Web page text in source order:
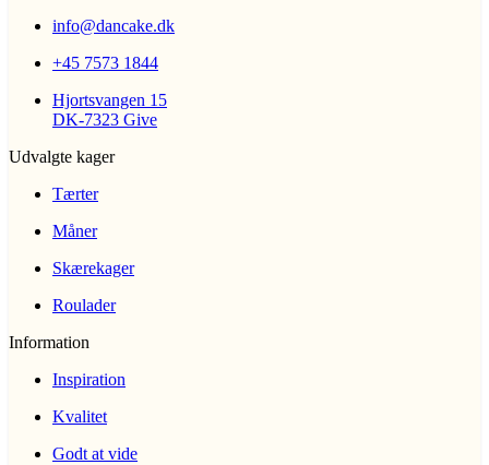
info@dancake.dk
+45 7573 1844
Hjortsvangen 15
DK-7323 Give
Udvalgte kager
Tærter
Måner
Skærekager
Roulader
Information
Inspiration
Kvalitet
Godt at vide